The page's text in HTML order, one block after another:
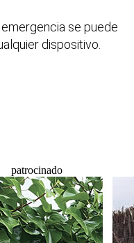
se puede
dispositivo.
patrocinado